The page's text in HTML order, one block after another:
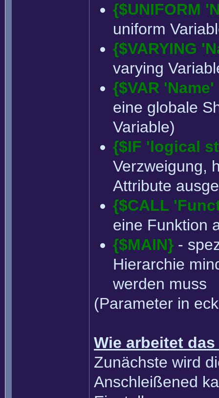
{$UNIFORM
uniform
{$VARYING
varying
{$VAR
eine globale
Variable)
{$IF 'logical
Verzweigung,
Attribute
{$CALL
eine Funktion
{$MAIN} -
Hierarchie
werden muss
(Parameter in
Wie arbeitet
Zunächste wird
Anschleißened